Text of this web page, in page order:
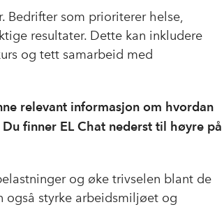
Bedrifter som prioriterer helse,
resultater. Dette kan inkludere
og tett samarbeid med
relevant informasjon om hvordan
finner EL Chat nederst til høyre på
og øke trivselen blant de
også styrke arbeidsmiljøet og